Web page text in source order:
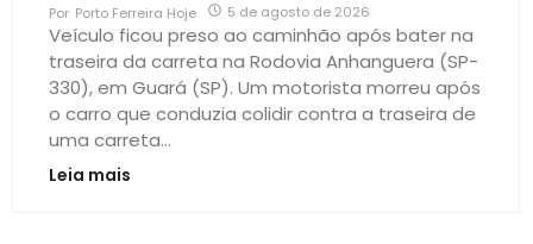
Por Porto Ferreira Hoje 5 de agosto de 2026
Veículo ficou preso ao caminhão após bater na
traseira da carreta na Rodovia Anhanguera (SP-
330), em Guará (SP). Um motorista morreu após
o carro que conduzia colidir contra a traseira de
uma carreta...
Leia mais